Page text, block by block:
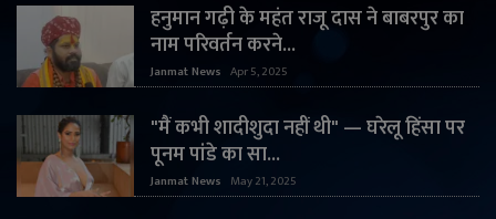
हनुमान गढ़ी के महंत राजू दास ने बाबरपुर का
नाम परिवर्तन करने...
Janmat News Apr 5, 2025
"मैं कभी शादीशुदा नहीं थी" — घरेलू हिंसा पर
पूनम पांडे का सा...
Janmat News May 21, 2025